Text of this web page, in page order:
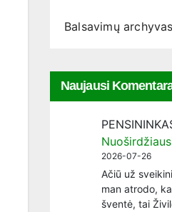
Balsavimų archyvas
Naujausi
2026-07-26
Ačiū už
man atrodo,
šventė, tai